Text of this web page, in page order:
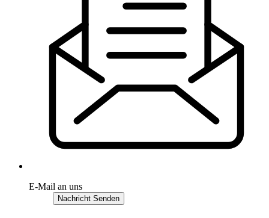
E-Mail an uns
Nachricht Senden